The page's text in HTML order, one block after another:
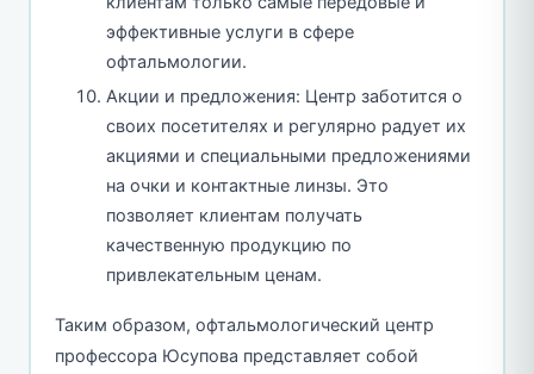
эффективные услуги в сфере
офтальмологии.
Акции и предложения: Центр заботится о
своих посетителях и регулярно радует их
акциями и специальными предложениями
на очки и контактные линзы. Это
позволяет клиентам получать
качественную продукцию по
привлекательным ценам.
Таким образом, офтальмологический центр
профессора Юсупова представляет собой